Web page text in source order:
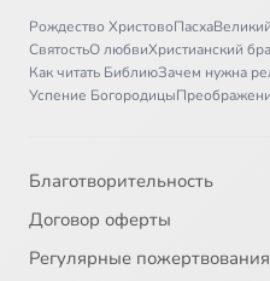
Рождество ХристовоПасха
СвятостьО любвиХристианский
Как читать БиблиюЗачем нужна
Успение Богородицы
Благотворительность
Договор оферты
Регулярные пожертвования